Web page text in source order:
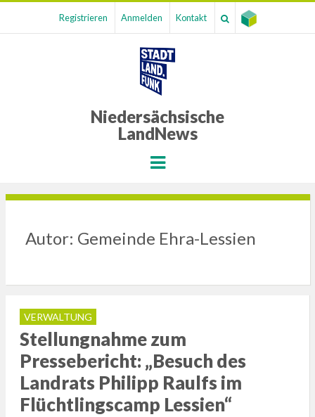
Registrieren Anmelden Kontakt
Niedersächsische
LandNews
Menu
Autor: Gemeinde Ehra-Lessien
VERWALTUNG
Stellungnahme zum
Pressebericht: „Besuch des
Landrats Philipp Raulfs im
Flüchtlingscamp Lessien“